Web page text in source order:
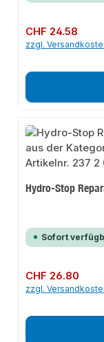
Regulärer Preis:
CHF 24.58
zzgl.
Hydro-Stop
Sofort
Regulärer Preis:
CHF 26.80
zzgl.